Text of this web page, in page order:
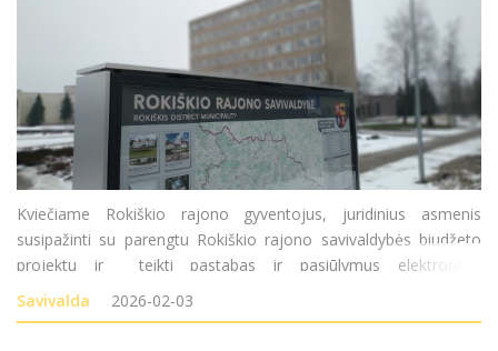
Kviečiame Rokiškio rajono gyventojus, juridinius asmenis
susipažinti su parengtu Rokiškio rajono savivaldybės biudžeto
projektu ir teikti pastabas ir pasiūlymus elektroniniu
paštu savivaldybe@rokiskis.lt arba raštu Rokiškio rajono
savivaldybės merui
Savivalda 2026-02-03